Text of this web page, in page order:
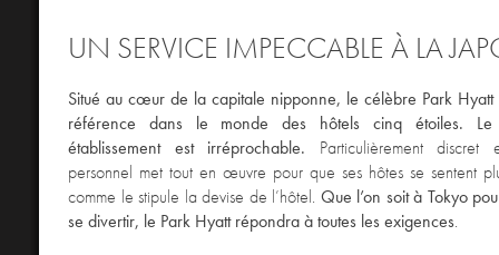
UN SERVICE IMPECCABLE À LA
Situé au cœur de la capitale nipponne, le célèbre Park Hyatt
référence dans le monde des hôtels cinq étoiles.
établissement est irréprochable. Particulièrement
personnel met tout en œuvre pour que ses hôtes se sentent
comme le stipule la devise de l’hôtel. Que l’on soit à Tokyo
se divertir, le Park Hyatt répondra à toutes les exigences.